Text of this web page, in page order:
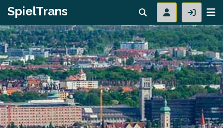
SpielTrans